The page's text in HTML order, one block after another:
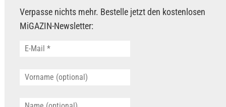
Verpasse nichts mehr. Bestelle jetzt den kostenlosen
MiGAZIN-Newsletter: